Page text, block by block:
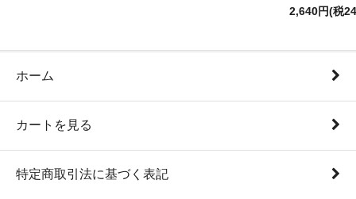
2,640円(税
ホーム
カートを見る
特定商取引法に基づく表記